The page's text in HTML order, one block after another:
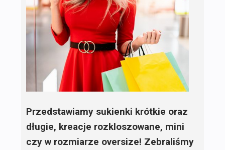
Przedstawiamy sukienki krótkie oraz
długie, kreacje rozkloszowane, mini
czy w rozmiarze oversize! Zebraliśmy